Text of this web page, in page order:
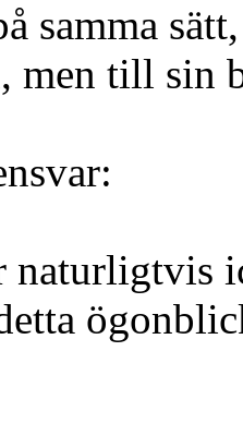
samma
men till sin
naturligtvis